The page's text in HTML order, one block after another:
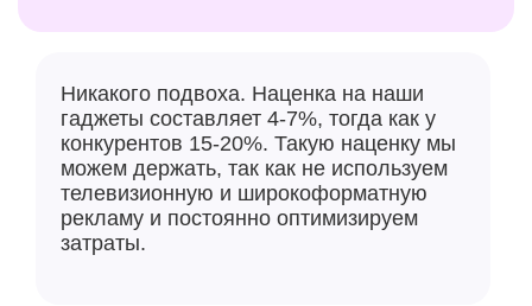
Никакого подвоха. Наценка на наши
гаджеты составляет 4-7%, тогда как у
конкурентов 15-20%. Такую наценку мы
можем держать, так как не используем
телевизионную и широкоформатную
рекламу и постоянно оптимизируем
затраты.